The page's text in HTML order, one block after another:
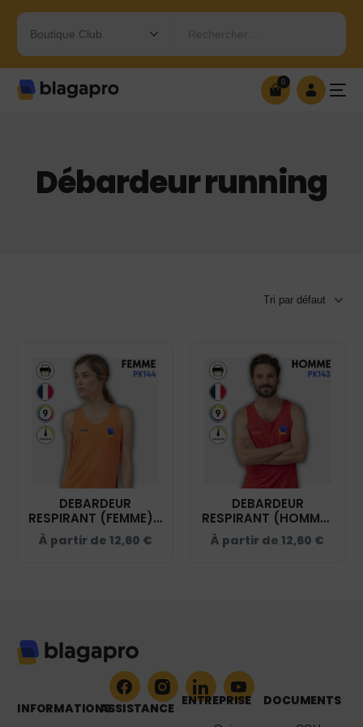
Rechercher…
0
Débardeur running
DEBARDEUR
RESPIRANT (FEMME) -
PK144
À partir de 12,60 €
DEBARDEUR
RESPIRANT (HOMME)
- PK143
À partir de 12,60 €
INFORMATIONSASSISTANCE ENTREPRISE DOCUMENTS